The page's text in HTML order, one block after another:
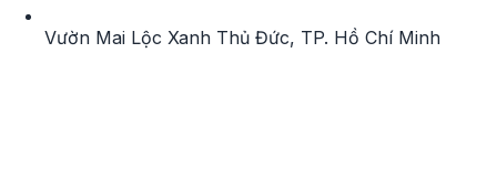
Vườn Mai Lộc Xanh Thủ Đức, TP. Hồ Chí Minh